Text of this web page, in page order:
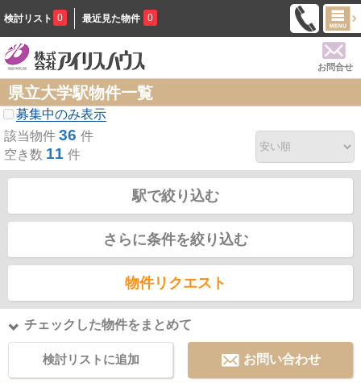
検討リスト 0 最近見た物件 0
お問合せ
県立大学駅物件一覧
募集中のみ表示
該当物件 36 件
空き数 11 件
駅で絞り込む
さらに条件を絞り込む
物件リクエスト
チェックした物件をまとめて
検討リストに追加 お問い合わせ